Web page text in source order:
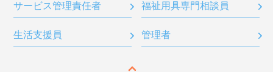
サービス管理責任者 福祉用具専門相談員
生活支援員 管理者